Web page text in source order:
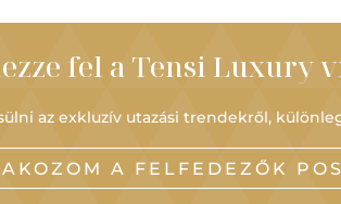
fel a Tensi Luxury
az exkluzív utazási trendekről,
A FELFEDEZŐK